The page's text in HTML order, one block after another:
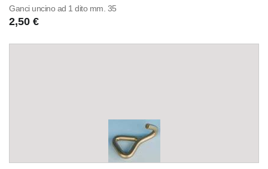
Ganci uncino ad 1 dito mm. 35
2,50 €